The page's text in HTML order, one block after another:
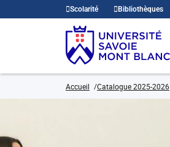
Scolarité Bibliothèques
Accueil Catalogue 2025-2026